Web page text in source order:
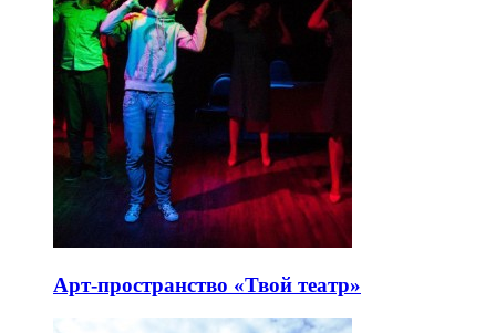
Арт-пространство «Твой театр»